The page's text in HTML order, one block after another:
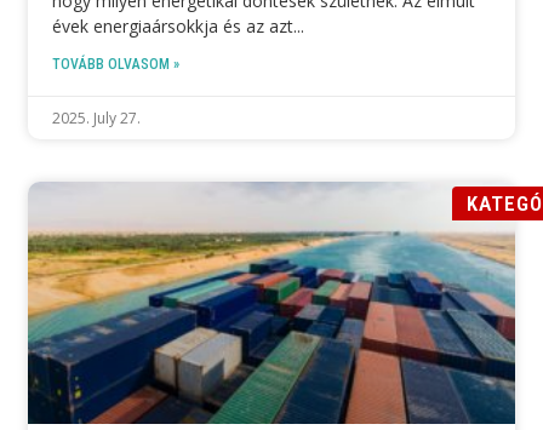
évek energiaársokkja és az azt
TOVÁBB OLVASOM »
2025. July 27.